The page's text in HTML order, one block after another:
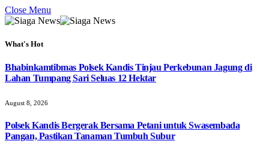
Close Menu
What's Hot
Bhabinkamtibmas Polsek Kandis Tinjau Perkebunan Jagung di
Lahan Tumpang Sari Seluas 12 Hektar
August 8, 2026
Polsek Kandis Bergerak Bersama Petani untuk Swasembada
Pangan, Pastikan Tanaman Tumbuh Subur